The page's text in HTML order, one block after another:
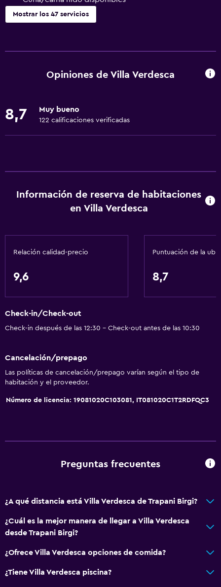
Mostrar los 47 servicios
Wifi gratis
Ropa de cama
Calefacción
Baño
Bidé
Ducha
Albornoz
Baño pequeño adicional
Almohada sin plumas
General
Piso de mosaico/mármol
Espacio de almacenamiento
Opiniones de Villa Verdesca
8,7 Muy bueno
122 calificaciones verificadas
Información de reserva de habitaciones
en Villa Verdesca
Relación calidad-precio
9,6
Puntuación de la
8,7
Check-in/Check-out
Check-in después de las 12:30 - Check-out antes de las 10:30
Cancelación/prepago
Las políticas de cancelación/prepago varían según el tipo de
habitación y el proveedor.
Número de licencia: 19081020C103081, IT081020C1T2RDFQC3
Preguntas frecuentes
¿A qué distancia está Villa Verdesca de Trapani Birgi?
¿Cuál es la mejor manera de llegar a Villa Verdesca
desde Trapani Birgi?
¿Ofrece Villa Verdesca opciones de comida?
¿Tiene Villa Verdesca piscina?